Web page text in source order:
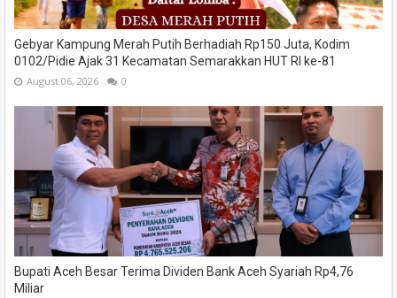
Gebyar Kampung Merah Putih Berhadiah Rp150 Juta, Kodim
0102/Pidie Ajak 31 Kecamatan Semarakkan HUT RI ke-81
August 06, 2026 0
Bupati Aceh Besar Terima Dividen Bank Aceh Syariah Rp4,76
Miliar